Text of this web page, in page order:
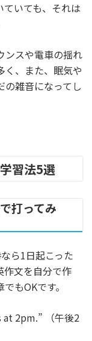
ていても、それは
ンスや電車の揺れ
く、また、眠気や
雑音になってし
習法5選
打ってみ
ら1日起こった
作文を自分で作
もOKです。
2pm.” （午後2